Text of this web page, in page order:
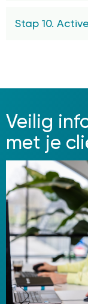
Stap 10.
Veilig
met je